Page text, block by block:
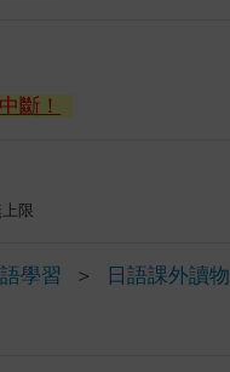
斷！
限
學習 ＞ 日語課外讀物